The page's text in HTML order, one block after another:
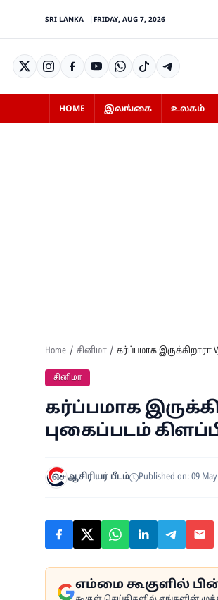
SRI LANKA FRIDAY, AUG 7, 2026
HOME இலங்கை உலகம்
Home சினிமா கர்ப்பமாக இருக்கிறாரா
சினிமா
கர்ப்பமாக
புகைப்படம்
ஆசிரியர் பீடம் Published on: 09
எம்மை கூகுளில்